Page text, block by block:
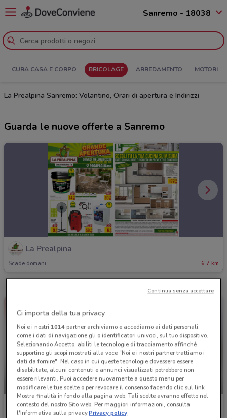
Sanremo - 18038
CURA CASA E CORPO BRICOLAGE ARREDAMENTO MOTORI
La Prealpina Sanremo: Volantino, Orari di apertura e Indirizzi
Guarda le nuove offerte a Sanremo
La Prealpina
Scade domani 6.7 km
-1 GIORNO
La Prealpina
-2 GIORNI
La Prealpina
Ci importa della tua privacy
Noi e i nostri 1014partner archiviamo e accediamo ai dati personali,
come i dati di navigazione gli o identificatori univoci, sul tuo dispositivo.
Selezionando Accetto, abiliti le tecnologie di tracciamento affinché
supportino gli scopi mostrati alla voce "Noi e i nostri partner trattiamo i
dati da fornire". Nel caso in cui queste tecnologie dovessero essere
disabilitate, alcuni contenuti e annunci visualizzati potrebbero non
essere rilevanti. Puoi accedere nuovamente a questo menu per
modificare le tue scelte o per revocare il consenso facendo clic sul link
Mostra finalità in fondo alla pagina web. Tali scelte avranno effetto nel
contesto del nostro Sito web. Per maggiori informazioni, consulta
l'Informativa sulla privacy.Privacy policy
Continua senza accettare